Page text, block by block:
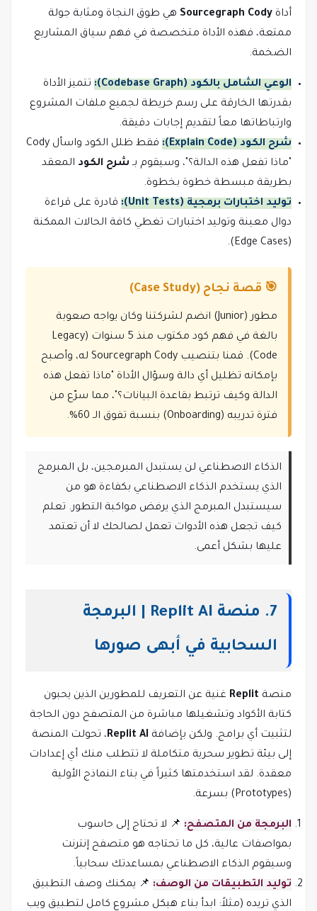
أداة Sourcegraph Cody هي طوق النجاة ومثابة جولة
ممتعة، فهذه الأداة متخصصة في فهم سياق المشاريع
الضخمة.
الوعي الشامل بالكود (Codebase Graph):
تتميز الأداة
بقدرتها الخارقة على رسم خريطة لجميع ملفات المشروع
وارتباطاتها معاً لتقديم إجابات دقيقة.
شرح الكود (Explain Code):
فقط ظلل الكود واسأل Cody
"ماذا تفعل هذه الدالة؟"، وسيقوم بـ شرح الكود المعقد
بطريقة مبسطة خطوة بخطوة.
توليد اختبارات برمجية (Unit Tests):
قادرة على قراءة
دوال معينة وتوليد اختبارات تغطي كافة الحالات الممكنة
(Edge Cases).
🎯 قصة نجاح (Case Study)
مطور (Junior) انضم لشركتنا وكان يواجه صعوبة
بالغة في فهم كود مكتوب منذ 5 سنوات (Legacy
Code). قمنا بتنصيب Sourcegraph Cody له، وأصبح
بإمكانه تظليل أي دالة وسؤال الأداة "ماذا تفعل هذه
الدالة وكيف ترتبط بقاعدة البيانات؟"، مما سرّع من
فترة تدريبه (Onboarding) بنسبة تفوق الـ 60%.
الذكاء الاصطناعي لن يستبدل المبرمجين، بل المبرمج
الذي يستخدم الذكاء الاصطناعي بكفاءة هو من
سيستبدل المبرمج الذي يرفض مواكبة التطور. تعلم
كيف تجعل هذه الأدوات تعمل لصالحك لا أن تعتمد
عليها بشكل أعمى.
7. منصة Replit AI | البرمجة
السحابية في أبهى صورها
منصة Replit غنية عن التعريف للمطورين الذين يحبون
كتابة الأكواد وتشغيلها مباشرة من المتصفح دون الحاجة
لتثبيت أي برامج. ولكن بإضافة Replit AI، تحولت المنصة
إلى بيئة تطوير سحرية متكاملة لا تتطلب منك أي إعدادات
معقدة. لقد استخدمتها كثيراً في بناء النماذج الأولية
(Prototypes) بسرعة.
البرمجة من المتصفح: 📌 لا تحتاج إلى حاسوب
بمواصفات عالية، كل ما تحتاجه هو متصفح إنترنت
وسيقوم الذكاء الاصطناعي بمساعدتك سحابياً.
توليد التطبيقات من الوصف: 📌 يمكنك وصف التطبيق
الذي تريده (مثلاً: ابدأ بناء هيكل مشروع كامل لتطبيق ويب